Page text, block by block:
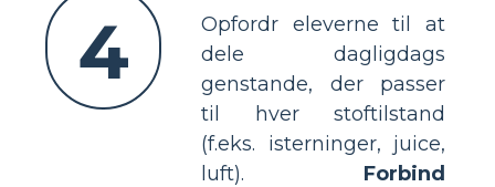
4
Opfordr eleverne til at
dele dagligdags
genstande, der passer
til hver stoftilstand
(f.eks. isterninger, juice,
luft). Forbind